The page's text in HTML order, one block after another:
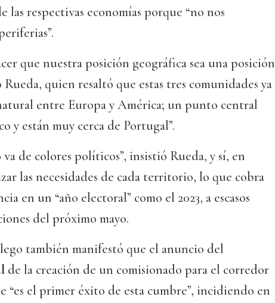
las respectivas economías porque “no nos
que nuestra posición geográfica sea una posición
Rueda, quien resaltó que estas tres comunidades ya
entre Europa y América; un punto central
y están muy cerca de Portugal”.
de colores políticos”, insistió Rueda, y sí, en
las necesidades de cada territorio, lo que cobra
en un “año electoral” como el 2023, a escasos
del próximo mayo.
también manifestó que el anuncio del
de la creación de un comisionado para el corredor
“es el primer éxito de esta cumbre”, incidiendo en